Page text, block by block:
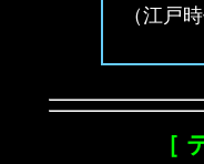
（江戸
［